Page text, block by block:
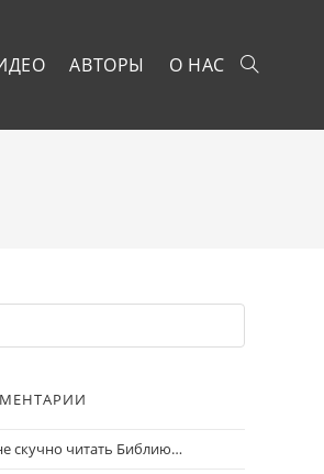
АВТОРЫ О НАС
скучно читать Библию…